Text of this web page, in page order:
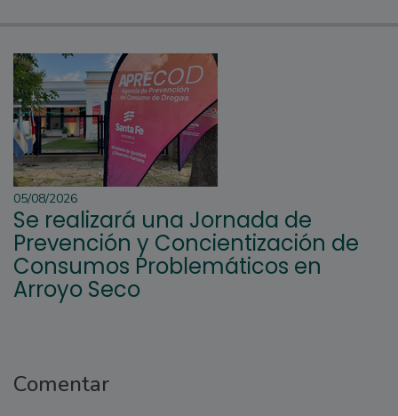
05/08/2026
Se realizará una Jornada de
Prevención y Concientización de
Consumos Problemáticos en
Arroyo Seco
Comentar